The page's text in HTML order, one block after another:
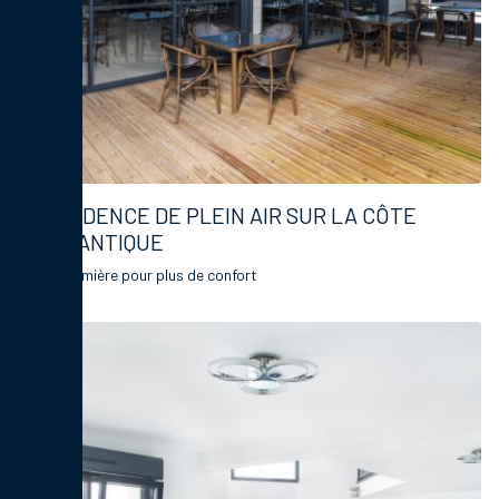
RÉSIDENCE DE PLEIN AIR SUR LA CÔTE
ATLANTIQUE
Plus de lumière pour plus de confort